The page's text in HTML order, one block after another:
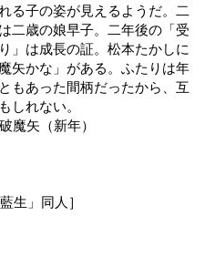
る子の姿が見えるようだ。二
二歳の娘早子。二年後の「受
」は成長の証。松本たかしに
矢かな」がある。ふたりは年
もあった間柄だったから、互
しれない。
魔矢（新年）
生」同人］